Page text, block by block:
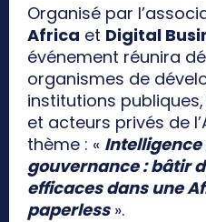
Organisé par
Africa et Digital
événement réunira
organismes de
institutions
et acteurs privés de
thème : «
gouvernance : bâtir
efficaces dans une
paperless».